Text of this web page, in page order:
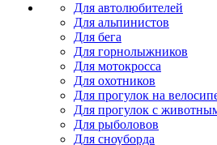
Для автолюбителей
Для альпинистов
Для бега
Для горнолыжников
Для мотокросса
Для охотников
Для прогулок на
Для прогулок с
Для рыболовов
Для сноуборда